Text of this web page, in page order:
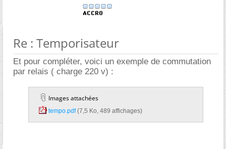
Re : Temporisateur
Et pour compléter, voici un exemple de commutation
par relais ( charge 220 v) :
Images attachées
tempo.pdf‎ (7,5 Ko, 489 affichages)